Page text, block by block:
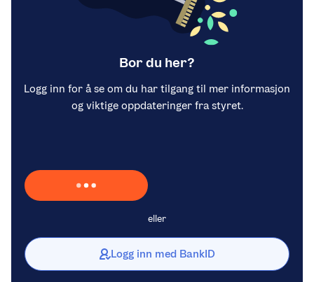
Bor du her?
Logg inn for å se om du har tilgang til mer informasjon
og viktige oppdateringer fra styret.
Laster inn Vipps …
eller
Logg inn med BankID